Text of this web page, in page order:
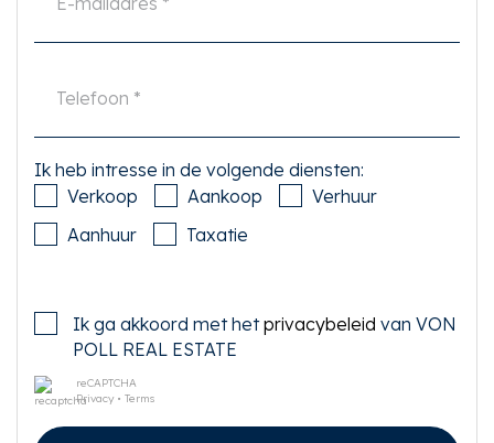
Ik heb intresse in de volgende diensten:
Verkoop
Aankoop
Verhuur
Aanhuur
Taxatie
Ik ga akkoord met hetprivacybeleid van VON
POLL REAL ESTATE
reCAPTCHA
Privacy • Terms